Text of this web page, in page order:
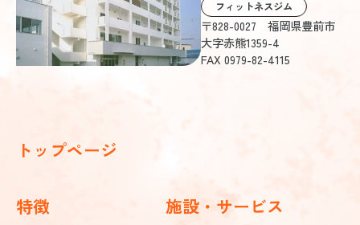
ぶぜんケアサービス株式会社
Google MAP
フィットネスジム
〒828-0027 福岡県豊前市
大字赤熊1359-4
FAX 0979-82-4115
トップページ
特徴 施設・サービス